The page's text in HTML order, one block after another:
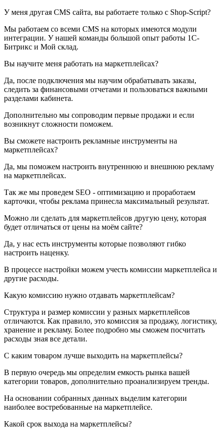
У меня другая CMS сайта, вы работаете только с Shop-Script?
Мы работаем со всеми CMS на которых имеются модули
интеграции. У нашей команды большой опыт работы 1С-
Битрикс и Мой склад.
Вы научите меня работать на маркетплейсах?
Да, после подключения мы научим обрабатывать заказы,
следить за финансовыми отчетами и пользоваться важными
разделами кабинета.
Дополнительно мы сопроводим первые продажи и если
возникнут сложности поможем.
Вы сможете настроить рекламные инструменты на
маркетплейсах?
Да, мы поможем настроить внутреннюю и внешнюю рекламу
на маркетплейсах.
Так же мы проведем SEO - оптимизацию и проработаем
карточки, чтобы реклама принесла максимальный результат.
Можно ли сделать для маркетплейсов другую цену, которая
будет отличаться от цены на моём сайте?
Да, у нас есть инструменты которые позволяют гибко
настроить наценку.
В процессе настройки можем учесть комиссии маркетплейса и
другие расходы.
Какую комиссию нужно отдавать маркетплейсам?
Структура и размер комиссии у разных маркетплейсов
отличаются. Как правило, это комиссия за продажу, логистику,
хранение и рекламу. Более подробно мы сможем посчитать
расходы зная все детали.
С каким товаром лучше выходить на маркетплейсы?
В первую очередь мы определим емкость рынка вашей
категории товаров, дополнительно проанализируем тренды.
На основании собранных данных выделим категории
наиболее востребованные на маркетплейсе.
Какой срок выхода на маркетплейсы?